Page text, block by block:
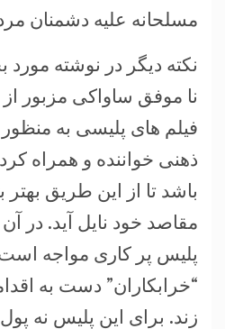
مسلحانه علیه دشمنان
نکته دیگر در نوشته مورد
نا موفق ساواکی مزبور
فیلم های پلیسی به
ذهنی خواننده و همراه
باشد تا از این طریق بهتر
مقاصد خود نایل آید. در آن
پلیس پر کاری مواجه
“خرابکاران” دست به
زند. برای این پلیس نه